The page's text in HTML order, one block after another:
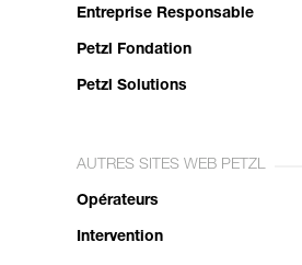
Entreprise Responsable
Petzl Fondation
Petzl Solutions
AUTRES SITES WEB PETZL
Opérateurs
Intervention